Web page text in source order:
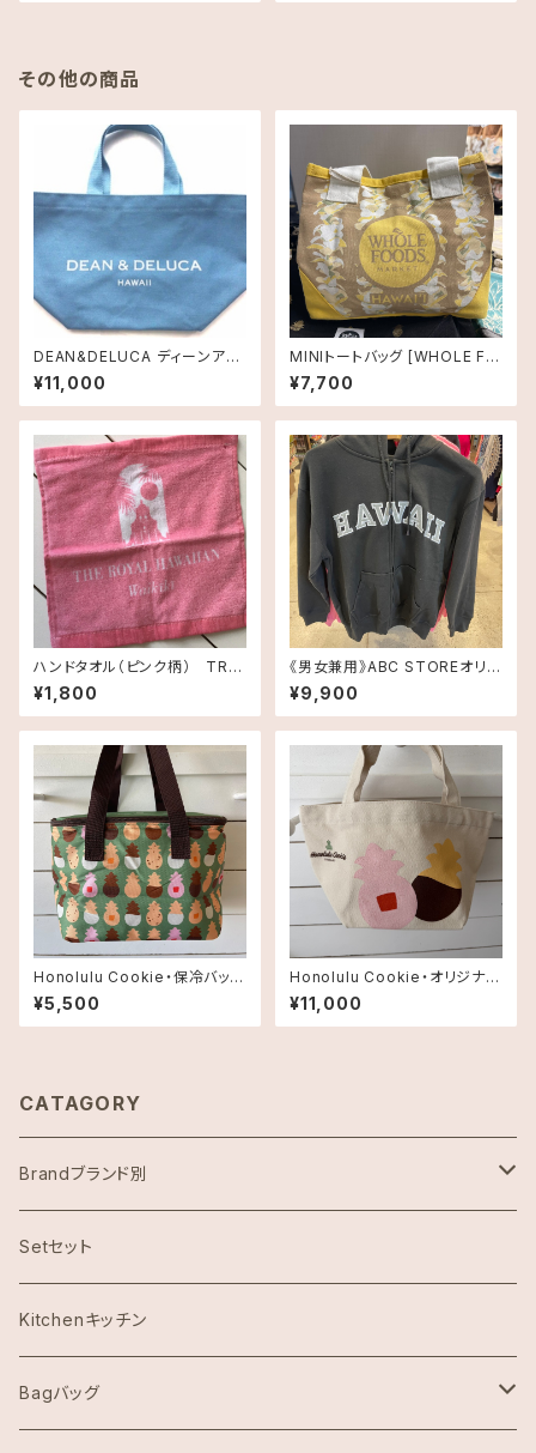
その他の商品
DEAN&DELUCA ディーンアン
ドデルーカ ・ ROYAL HAWAIIA
N LIMITED CANVAS TOTE
キャンバストート スモールサイ
¥11,000
MINIトートバッグ [WHOLE FO
ODS MARKET]レイ
¥7,700
ハンドタオル（ピンク柄） TRH
Inspired ロイヤルハワイアン
ホテルオリジナル
¥1,800
《男女兼用》ABC STOREオリジ
ナル・パーカー・ブラック
¥9,900
Honolulu Cookie・保冷バッ
グ・スモール
¥5,500
Honolulu Cookie・オリジナル
トートバッグ
¥11,000
CATAGORY
Brandブランド別
ハワイ限定スヌーピー
Abercrombie & Fitch アバクロンビー
Aulani Disneyアウラニディズニー
Setセット
Kitchenキッチン
Bagバッグ